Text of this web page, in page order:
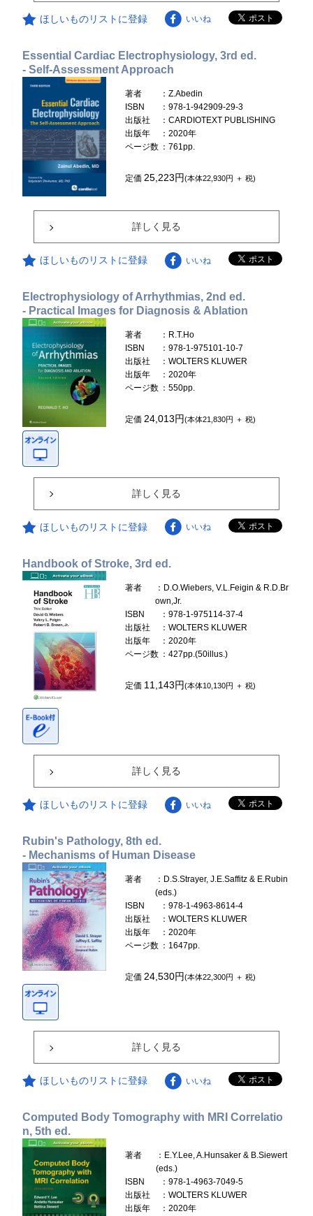
ほしいものリストに登録 いいね
Essential Cardiac Electrophysiology, 3rd ed.
- Self-Assessment Approach
著者
：Z.Abedin
ISBN
：978-1-942909-29-3
出版社
：CARDIOTEXT PUBLISHING
出版年
：2020年
ページ数 ：761pp.
定価 25,223円(本体22,930円 ＋ 税)
詳しく見る
ほしいものリストに登録 いいね
Electrophysiology of Arrhythmias, 2nd ed.
- Practical Images for Diagnosis & Ablation
著者
：R.T.Ho
ISBN
：978-1-975101-10-7
出版社
：WOLTERS KLUWER
出版年
：2020年
ページ数 ：550pp.
定価24,013円(本体21,830円 ＋ 税)
詳しく見る
ほしいものリストに登録 いいね
Handbook of Stroke, 3rd ed.
著者
：D.O.Wiebers, V.L.Feigin & R.D.Br
own,Jr.
ISBN
：978-1-975114-37-4
出版社
：WOLTERS KLUWER
出版年
：2020年
ページ数 ：427pp.(50illus.)
定価 11,143円(本体10,130円 ＋ 税)
詳しく見る
ほしいものリストに登録 いいね
Rubin's Pathology, 8th ed.
- Mechanisms of Human Disease
著者
：D.S.Strayer, J.E.Saffitz & E.Rubin
(eds.)
ISBN
：978-1-4963-8614-4
出版社
：WOLTERS KLUWER
出版年
：2020年
ページ数 ：1647pp.
定価24,530円(本体22,300円 ＋ 税)
詳しく見る
ほしいものリストに登録 いいね
Computed Body Tomography with MRI Correlatio
n, 5th ed.
著者
：E.Y.Lee, A.Hunsaker & B.Siewert
(eds.)
ISBN
：978-1-4963-7049-5
出版社
：WOLTERS KLUWER
出版年
：2020年